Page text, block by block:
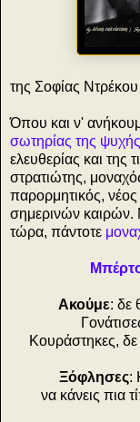
της Σοφίας Ντρέκου
Όπου και ν'
σωτηρίας της ψυχής
ελευθερίας και της
στρατιώτης,
παρορμητικός,
σημερινών καιρών.
τώρα, πάντοτε
Ακούμε: δε
Κουράστηκες, δε
Ξόφλησες:
να κάνεις πια